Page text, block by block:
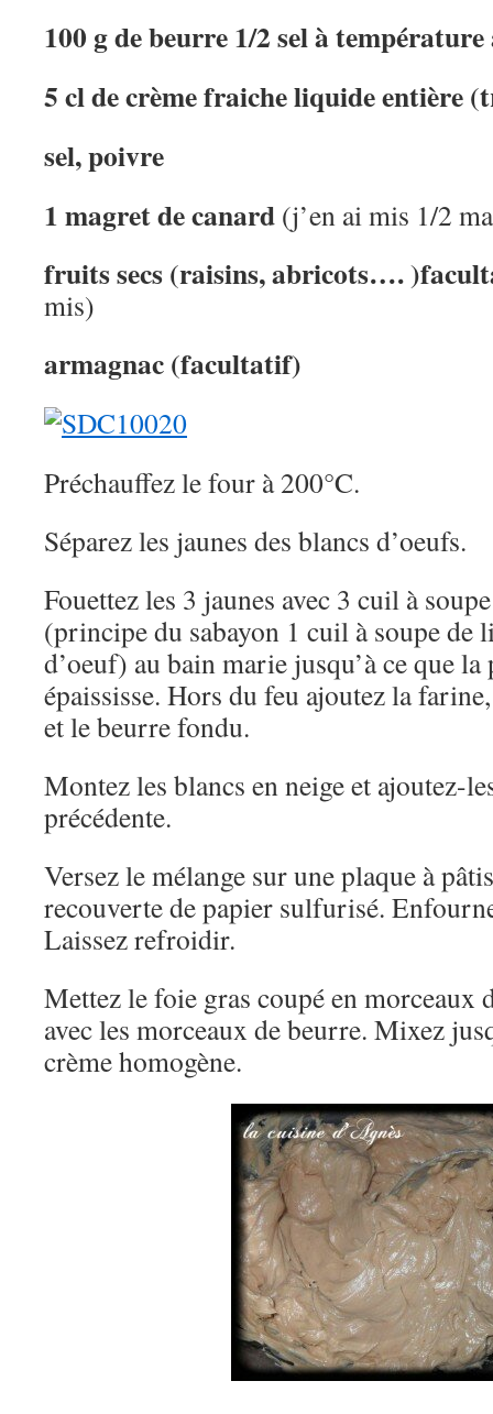
100 g de beurre 1/2 sel à
5 cl de crème fraiche liquide entière
sel, poivre
1 magret de canard (j’en ai mis 1/2
fruits secs (raisins, abricots….
mis)
armagnac (facultatif)
Préchauffez le four à 200°C.
Séparez les jaunes des blancs d’oeufs.
Fouettez les 3 jaunes avec 3 cuil à
(principe du sabayon 1 cuil à soupe de
d’oeuf) au bain marie jusqu’à ce que
épaississe. Hors du feu ajoutez la
et le beurre fondu.
Montez les blancs en neige et ajoutez-
précédente.
Versez le mélange sur une plaque à
recouverte de papier sulfurisé.
Laissez refroidir.
Mettez le foie gras coupé en morceaux
avec les morceaux de beurre. Mixez
crème homogène.